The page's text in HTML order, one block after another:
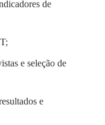
de
e seleção de
e